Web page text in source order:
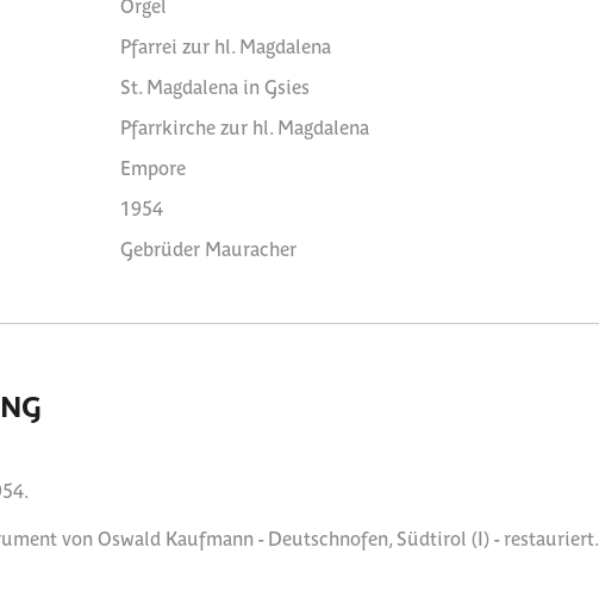
Orgel
Pfarrei zur hl. Magdalena
St. Magdalena in Gsies
Pfarrkirche zur hl. Magdalena
Empore
1954
Gebrüder Mauracher
von Oswald Kaufmann - Deutschnofen, Südtirol (I) - restauriert.